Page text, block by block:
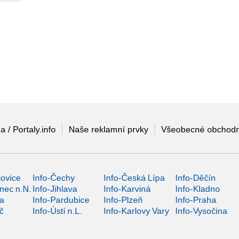
/ Portaly.info Naše reklamní prvky Všeobecné
Info-Čechy Info-Česká Lípa Info-Děčín
n.N. Info-Jihlava Info-Karviná Info-Kladno
Info-Pardubice Info-Plzeň Info-Praha
Info-Ústí n.L. Info-Karlovy Vary Info-Vysočina